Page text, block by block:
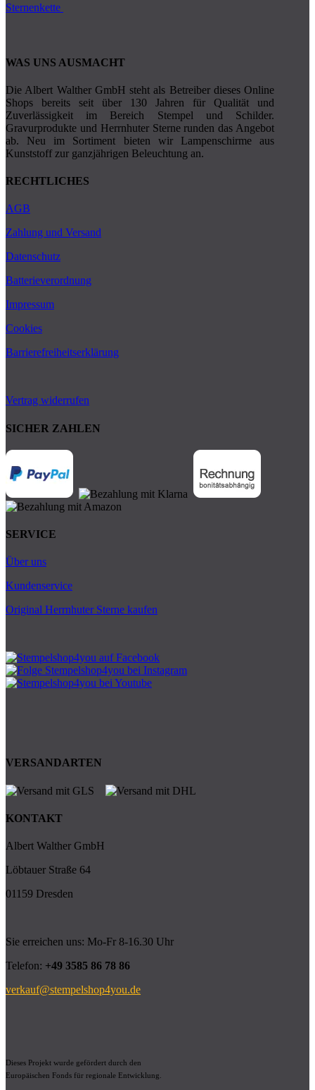
Sternenkette
WAS UNS AUSMACHT
Die Albert Walther GmbH steht als Betreiber dieses Online
Shops bereits seit über 130 Jahren für Qualität und
Zuverlässigkeit im Bereich Stempel und Schilder.
Gravurprodukte und Herrnhuter Sterne runden das Angebot
ab. Neu im Sortiment bieten wir Lampenschirme aus
Kunststoff zur ganzjährigen Beleuchtung an.
RECHTLICHES
AGB
Zahlung und Versand
Datenschutz
Batterieverordnung
Impressum
Cookies
Barrierefreiheitserklärung
Vertrag widerrufen
SICHER ZAHLEN
SERVICE
Über uns
Kundenservice
Original Herrnhuter Sterne kaufen
VERSANDARTEN
KONTAKT
Albert Walther GmbH
Löbtauer Straße 64
01159 Dresden
Sie erreichen uns: Mo-Fr 8-16.30 Uhr
Telefon: +49 3585 86 78 86
verkauf@stempelshop4you.de
Dieses Projekt wurde gefördert durch den
Europäischen Fonds für regionale Entwicklung.